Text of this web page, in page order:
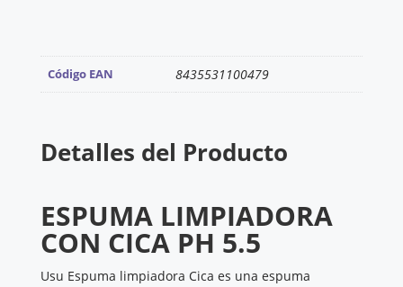
Código EAN 8435531100479
Detalles del Producto
ESPUMA LIMPIADORA
CON CICA PH 5.5
Usu Espuma limpiadora Cica es una espuma